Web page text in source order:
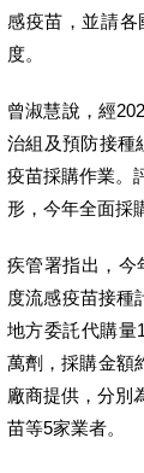
感疫苗，並請各
度。
曾淑慧說，經
治組及預防接種
疫苗採購作業。
形，今年全面採
疾管署指出，今
度流感疫苗接種
地方委託代購量
萬劑，採購金額
廠商提供，分別
苗等5家業者。